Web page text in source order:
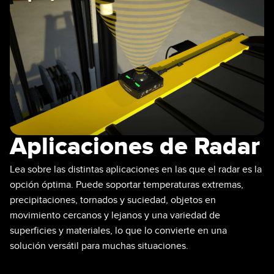
SENSORES
Sensores Fotoeléctricos
Medición de Distancia Láser
Cortinas de Medición
Tiempo de Vuelo
Sensores de Radar
Sensores Ultrasónicos
Amplificadores de Fibra Óptica
Fiber Optics
Slot and Label Sensors
Sensores de Marca de Registro, Color y Luminiscencia
IIOT Y LA FÁBRICA
INTELIGENTE
Call for Parts, Service, or Pallet Pickup
Leading Edge Detection
Machine Monitoring/Overall Equipment Effectiveness
Monitoreo de Condiciones: Mantenimiento Predictivo y
Preventivo
Eficiencia General de Los Equipos (OEE)
Mantenimiento Predictivo
Monitoreo Remoto
Aplicaciones de Radar
Lea sobre las distintas aplicaciones en las que el radar es la
opción óptima. Puede soportar temperaturas extremas,
precipitaciones, tornados y suciedad, objetos en
movimiento cercanos y lejanos y una variedad de
superficies y materiales, lo que lo convierte en una
solución versátil para muchas situaciones.